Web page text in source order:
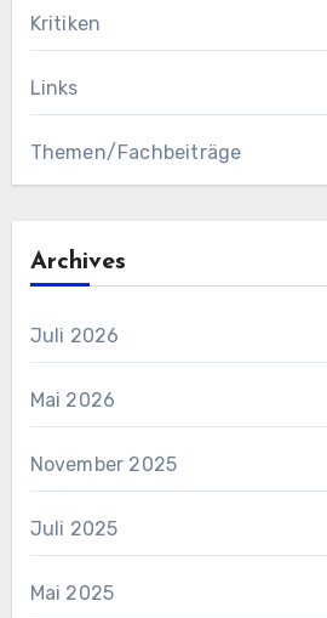
Kritiken
Links
Themen/Fachbeiträge
Archives
Juli 2026
Mai 2026
November 2025
Juli 2025
Mai 2025